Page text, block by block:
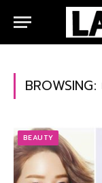
BROWSING:
BEAUTY